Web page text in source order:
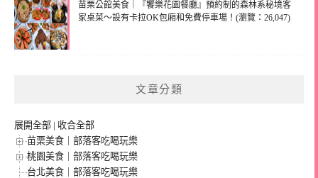
苗栗公館美食｜『饗樂花園餐廳』預約制的森林系秘境客
家桌菜～設有卡拉OK包廂和免費停車場！(瀏覽：26,047)
文章分類
展開全部 | 收合全部
苗栗美食｜部落客吃喝玩樂
桃園美食｜部落客吃喝玩樂
台北美食｜部落客吃喝玩樂